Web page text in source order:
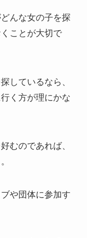
んな女の子を探
ことが大切で
しているなら、
く方が理にかな
むのであれば、
や団体に参加す